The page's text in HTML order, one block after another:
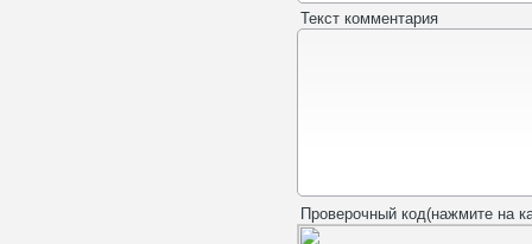
Текст комментария
Проверочный код(нажмите на